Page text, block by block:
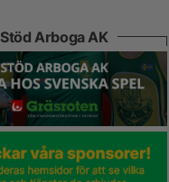
Stöd Arboga AK